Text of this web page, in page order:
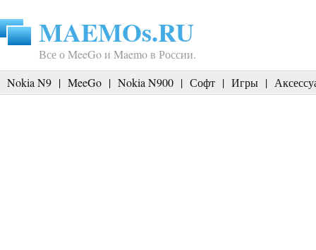
MAEMOs.RU
Все о MeeGo и Maemo в России.
Nokia N9 | MeeGo | Nokia N900 | Софт | Игры |